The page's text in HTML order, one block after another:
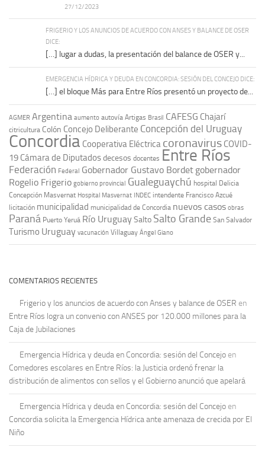
27/12/2023
FRIGERIO Y LOS ANUNCIOS DE ACUERDO CON ANSES Y BALANCE DE OSER
DICE:
[…] lugar a dudas, la presentación del balance de OSER y...
EMERGENCIA HÍDRICA Y DEUDA EN CONCORDIA: SESIÓN DEL CONCEJO DICE:
[…] el bloque Más para Entre Ríos presentó un proyecto de...
AGMER Argentina aumento autovía Artigas Brasil CAFESG Chajarí
citricultura Colón Concejo Deliberante Concepción del Uruguay
Concordia Cooperativa Eléctrica coronavirus COVID-
19 Cámara de Diputadosdecesos docentes Entre Ríos
Federación Federal Gobernador Gustavo Bordet gobernador
Rogelio Frigerio gobierno provincial Gualeguaychú hospital Delicia
Concepción Masvernat Hospital Masvernat INDEC intendente Francisco Azcué
licitación municipalidad municipalidad de Concordia nuevos casos obras
Paraná Puerto Yeruá Río UruguaySalto Salto Grande San Salvador
Turismo Uruguay vacunación Villaguay Ángel Giano
COMENTARIOS RECIENTES
Frigerio y los anuncios de acuerdo con Anses y balance de OSER en
Entre Ríos logra un convenio con ANSES por 120.000 millones para la
Caja de Jubilaciones
Emergencia Hídrica y deuda en Concordia: sesión del Concejo en
Comedores escolares en Entre Ríos: la Justicia ordenó frenar la
distribución de alimentos con sellos y el Gobierno anunció que apelará
Emergencia Hídrica y deuda en Concordia: sesión del Concejo en
Concordia solicita la Emergencia Hídrica ante amenaza de crecida por El
Niño